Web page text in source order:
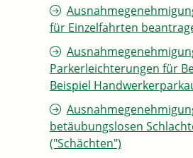
für Einzelfahrten
Parkerleichterungen für
Beispiel
betäubungslosen
("Schächten")